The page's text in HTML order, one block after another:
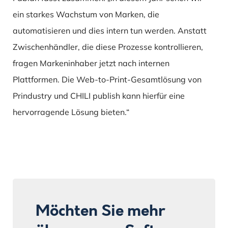
ein starkes Wachstum von Marken, die
automatisieren und dies intern tun werden. Anstatt
Zwischenhändler, die diese Prozesse kontrollieren,
fragen Markeninhaber jetzt nach internen
Plattformen. Die Web-to-Print-Gesamtlösung von
Prindustry und CHILI publish kann hierfür eine
hervorragende Lösung bieten.“
Möchten Sie mehr